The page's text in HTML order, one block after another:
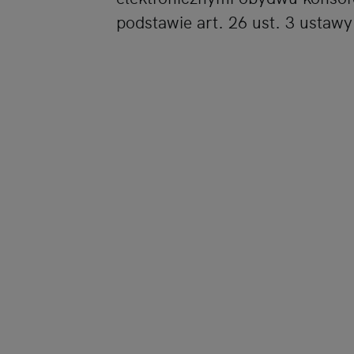
podstawie art. 26 ust. 3